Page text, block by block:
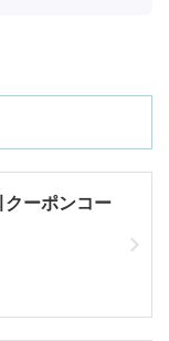
ーポンコー